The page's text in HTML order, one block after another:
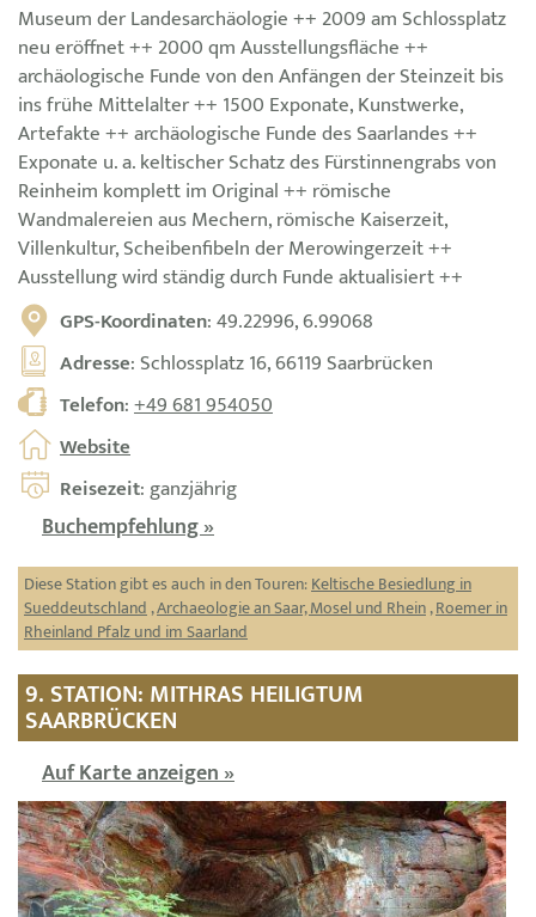
Museum der Landesarchäologie ++ 2009 am Schlossplatz
neu eröffnet ++ 2000 qm Ausstellungsfläche ++
archäologische Funde von den Anfängen der Steinzeit bis
ins frühe Mittelalter ++ 1500 Exponate, Kunstwerke,
Artefakte ++ archäologische Funde des Saarlandes ++
Exponate u. a. keltischer Schatz des Fürstinnengrabs von
Reinheim komplett im Original ++ römische
Wandmalereien aus Mechern, römische Kaiserzeit,
Villenkultur, Scheibenfibeln der Merowingerzeit ++
Ausstellung wird ständig durch Funde aktualisiert ++
GPS-Koordinaten: 49.22996, 6.99068
Adresse: Schlossplatz 16, 66119 Saarbrücken
Telefon:+49 681 954050
Website
Reisezeit: ganzjährig
Buchempfehlung »
Diese Station gibt es auch in den Touren:Keltische Besiedlung in
Sueddeutschland,Archaeologie an Saar, Mosel und Rhein,Roemer in
Rheinland Pfalz und im Saarland
9. STATION: MITHRAS HEILIGTUM
SAARBRÜCKEN
Auf Karte anzeigen »